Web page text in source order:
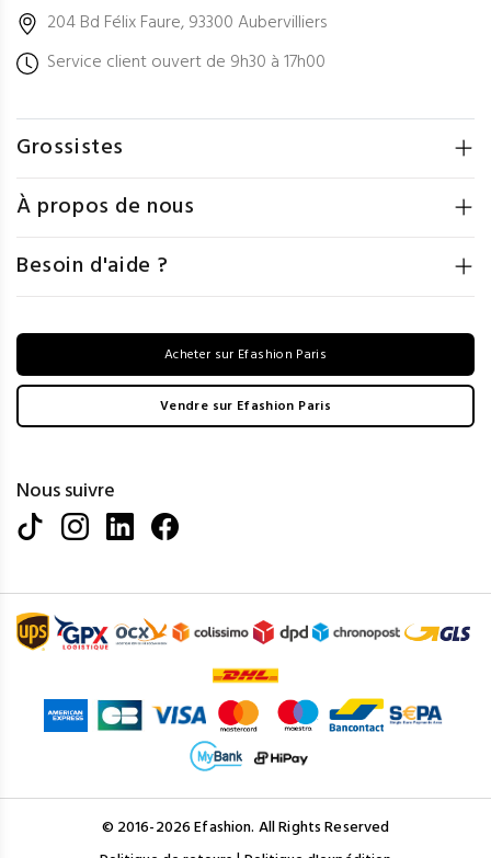
204 Bd Félix Faure, 93300 Aubervilliers
Service client ouvert de 9h30 à 17h00
Grossistes
À propos de nous
Besoin d'aide ?
Acheter sur Efashion Paris
Vendre sur Efashion Paris
Nous suivre
© 2016-2026 Efashion. All Rights Reserved